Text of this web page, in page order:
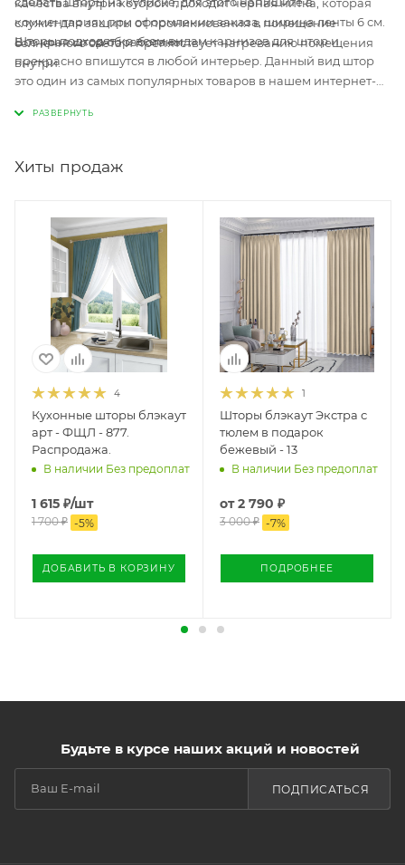
служит для защиты от проникновения в помещение
солнечного света и препятствует нагреванию помещения
внутри.
комментариях при оформлении заказа, ширина ленты 6 см.
Все края штор обработаны.
Шторы подходят ко всем видам карнизов для штор и
прекрасно впишутся в любой интерьер. Данный вид штор
это один из самых популярных товаров в нашем интернет-
Хиты продаж
4
Кухонные шторы блэкаут
арт - ФЩЛ - 877.
Распродажа.
В наличии Без предоплат
1 615 ₽/шт
1 700₽ -5%
ДОБАВИТЬ В КОРЗИНУ
1
Шторы блэкаут Экстра с
тюлем в подарок
бежевый - 13
В наличии Без предоплат
от2 790 ₽
3 000 ₽ -7%
ПОДРОБНЕЕ
Будьте в курсе наших акций и новостей
ПОДПИСАТЬСЯ